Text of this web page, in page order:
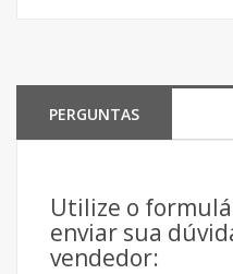
PERGUNTAS
Utilize o
enviar sua
vendedor: